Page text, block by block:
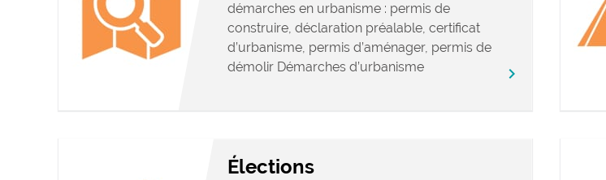
démarches en urbanisme : permis de
construire, déclaration préalable, certificat
d’urbanisme, permis d’aménager, permis de
démolir Démarches d’urbanisme
chevron_right
Élections